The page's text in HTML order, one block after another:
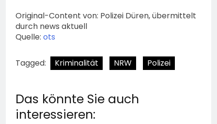
Original-Content von: Polizei Düren, übermittelt
durch news aktuell
Quelle: ots
Tagged: Kriminalität NRW Polizei
Das könnte Sie auch
interessieren: